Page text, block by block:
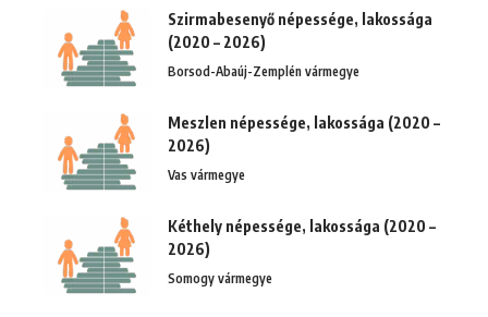
Szirmabesenyő népessége, lakossága
(2020 – 2026)
Borsod-Abaúj-Zemplén vármegye
Meszlen népessége, lakossága (2020 –
2026)
Vas vármegye
Kéthely népessége, lakossága (2020 –
2026)
Somogy vármegye